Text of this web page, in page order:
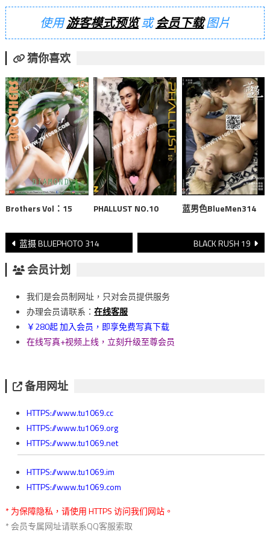
使用游客模式预览或会员下载图片
猜你喜欢
Brothers Vol：15 PHALLUST NO.10 蓝男色BlueMen314
文
章
導
覽
蓝摄 BLUEPHOTO 314 BLACK RUSH 19
会员计划
我们是会员制网址，只对会员提供服务
办理会员请联系： 在线客服
￥280起 加入会员，即享免费写真下载
在线写真+视频上线，立刻升级至尊会员
备用网址
HTTPS://www.tu1069.cc
HTTPS://www.tu1069.org
HTTPS://www.tu1069.net
HTTPS://www.tu1069.im
HTTPS://www.tu1069.com
* 为保障隐私，请使用 HTTPS 访问我们网站。
* 会员专属网址请联系QQ客服索取